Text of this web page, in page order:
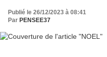
Publié le 26/12/2023 à 08:41
Par PENSEE37